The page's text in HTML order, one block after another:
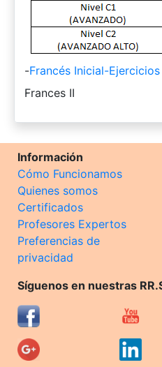
-Francés Inicial-Ejercicios
-
Frances II
Información
Cómo Funcionamos
Quienes somos
Certificados
Profesores Expertos
Preferencias de
privacidad
Síguenos en nuestras